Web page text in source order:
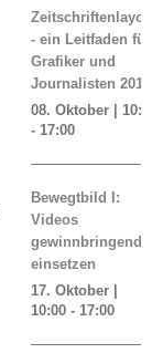
- ein Leitfaden für
Grafiker und
Journalisten 2019
08. Oktober |
- 17:00
Bewegtbild I:
Videos
gewinnbringend
einsetzen
17. Oktober |
10:00- 17:00